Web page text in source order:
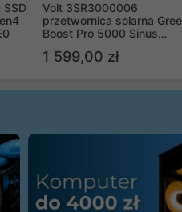
Volt 3SR3000006
przetwornica solarna
Boost Pro 5000 Sinus
1 599,00 zł